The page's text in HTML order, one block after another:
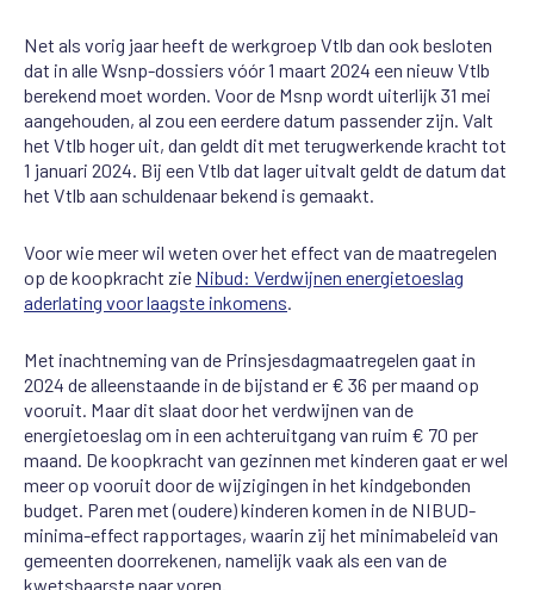
Net als vorig jaar heeft de werkgroep Vtlb dan ook besloten
dat in alle Wsnp-dossiers vóór 1 maart 2024 een nieuw Vtlb
berekend moet worden. Voor de Msnp wordt uiterlijk 31 mei
aangehouden, al zou een eerdere datum passender zijn. Valt
het Vtlb hoger uit, dan geldt dit met terugwerkende kracht tot
1 januari 2024. Bij een Vtlb dat lager uitvalt geldt de datum dat
het Vtlb aan schuldenaar bekend is gemaakt.
Voor wie meer wil weten over het effect van de maatregelen
op de koopkracht zie Nibud: Verdwijnen energietoeslag
aderlating voor laagste inkomens
Met inachtneming van de Prinsjesdagmaatregelen gaat in
2024 de alleenstaande in de bijstand er € 36 per maand op
vooruit. Maar dit slaat door het verdwijnen van de
energietoeslag om in een achteruitgang van ruim € 70 per
maand. De koopkracht van gezinnen met kinderen gaat er wel
meer op vooruit door de wijzigingen in het kindgebonden
budget. Paren met (oudere) kinderen komen in de NIBUD-
minima-effect rapportages, waarin zij het minimabeleid van
gemeenten doorrekenen, namelijk vaak als een van de
kwetsbaarste naar voren.